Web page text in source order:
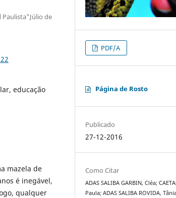
Paulista"Júlio de
educação
mazela de
é inegável,
qualquer
PDF/A
Página de Rosto
Publicado
27-12-2016
Como Citar
ADAS SALIBA GARBIN, Cléa;
Paula; ADAS SALIBA ROVIDA,